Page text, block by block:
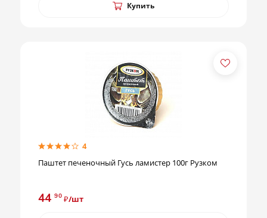
Купить
4
Паштет печеночный Гусь ламистер 100г Рузком
44 90 ₽/шт